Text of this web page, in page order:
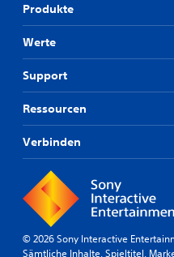
Produkte
Werte
Support
Ressourcen
Verbinden
© 2026 Sony Interactive
Sämtliche Inhalte, Spieltitel,